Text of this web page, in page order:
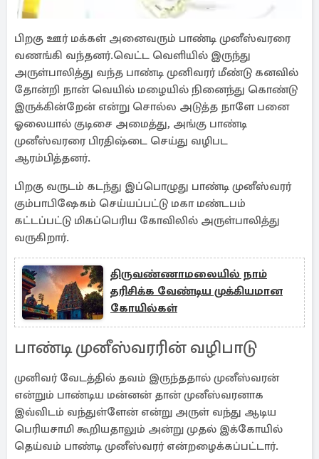
பிறகு ஊர் மக்கள் அனைவரும் பாண்டி முனீஸ்வரரை
வணங்கி வந்தனர்.வெட்ட வெளியில் இருந்து
அருள்பாலித்து வந்த பாண்டி முனிவரர் மீண்டு கனவில்
தோன்றி நான் வெயில் மழையில் நினைந்து கொண்டு
இருக்கின்றேன் என்று சொல்ல அடுத்த நாளே பனை
ஓலையால் குடிசை அமைத்து, அங்கு பாண்டி
முனீஸ்வரரை பிரதிஷ்டை செய்து வழிபட
ஆரம்பித்தனர்.
பிறகு வருடம் கடந்து இப்பொழுது பாண்டி முனீஸ்வரர்
கும்பாபிஷேகம் செய்யப்பட்டு மகா மண்டபம்
கட்டப்பட்டு மிகப்பெரிய கோவிலில் அருள்பாலித்து
வருகிறார்.
திருவண்ணாமலையில் நாம்
தரிசிக்க வேண்டிய முக்கியமான
கோயில்கள்
பாண்டி முனீஸ்வரரின் வழிபாடு
முனிவர் வேடத்தில் தவம் இருந்ததால் முனீஸ்வரன்
என்றும் பாண்டிய மன்னன் தான் முனீஸ்வரனாக
இவ்விடம் வந்துள்ளேன் என்று அருள் வந்து ஆடிய
பெரியசாமி கூறியதாலும் அன்று முதல் இக்கோயில்
தெய்வம் பாண்டி முனீஸ்வரர் என்றழைக்கப்பட்டார்.